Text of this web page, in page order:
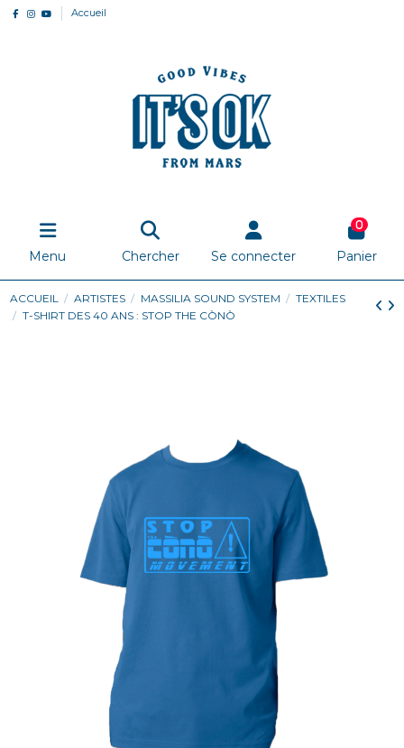
Accueil
Menu Chercher Se connecter
0
Panier
ACCUEIL ARTISTES MASSILIA SOUND SYSTEM
TEXTILES
T-SHIRT DES 40 ANS : STOP THE CÒNÒ